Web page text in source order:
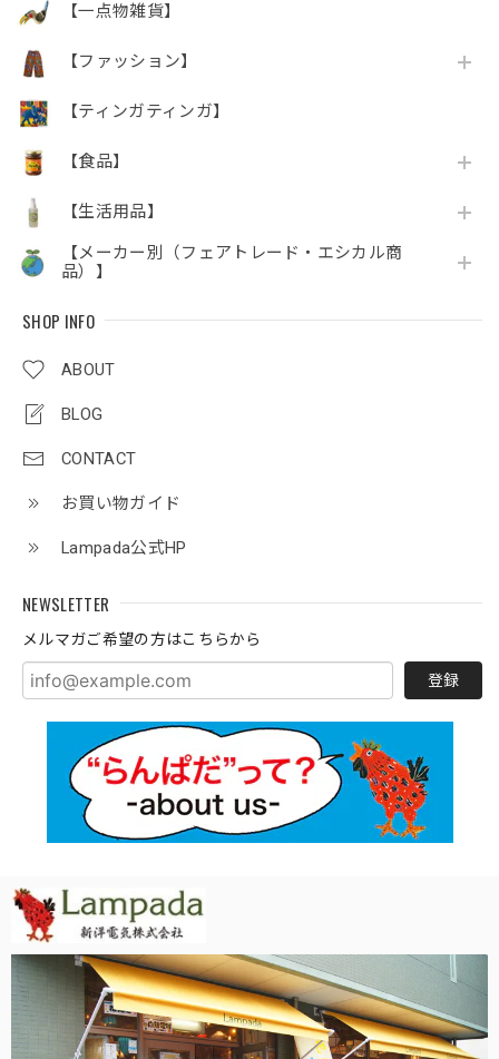
【一点物雑貨】
【ファッション】
【ティンガティンガ】
【食品】
【生活用品】
【メーカー別（フェアトレード・エシカル商
品）】
SHOP INFO
ABOUT
BLOG
CONTACT
お買い物ガイド
Lampada公式HP
NEWSLETTER
メルマガご希望の方はこちらから
登録